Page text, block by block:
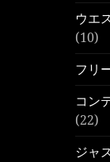
ウエ
(10)
フリ
コン
(22)
ジャ